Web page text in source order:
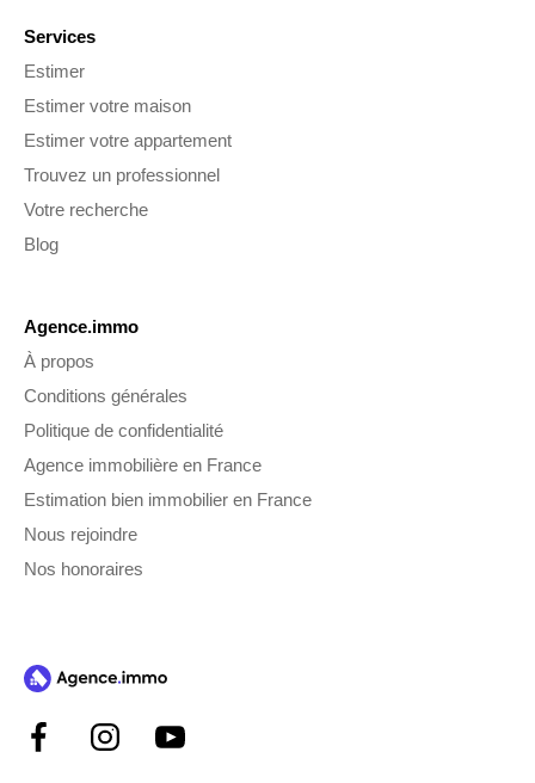
Services
Estimer
Estimer votre maison
Estimer votre appartement
Trouvez un professionnel
Votre recherche
Blog
Agence.immo
À propos
Conditions générales
Politique de confidentialité
Agence immobilière en France
Estimation bien immobilier en France
Nous rejoindre
Nos honoraires